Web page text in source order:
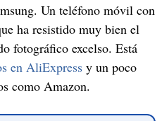
Un teléfono móvil con
ha resistido muy bien el
fotográfico excelso. Está
en AliExpressy un poco
como Amazon.